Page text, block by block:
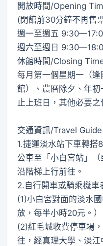
開放時間/Opening
(閉館前30分鐘不再售
週一至週五
週六至週日
休館時間/Closing Time
每月第一個星期一（
館）、農曆除夕、年
止上班日，其他必要之
交通資訊/Travel Guide
1.捷運淡水站下車轉
公車至「小白宮站」
沿階梯上行前往。
2.自行開車或騎乘機車
(1)小白宮對面的淡水
放，每半小時20元。）
(2)紅毛城收費停車場
往，經真理大學、淡江